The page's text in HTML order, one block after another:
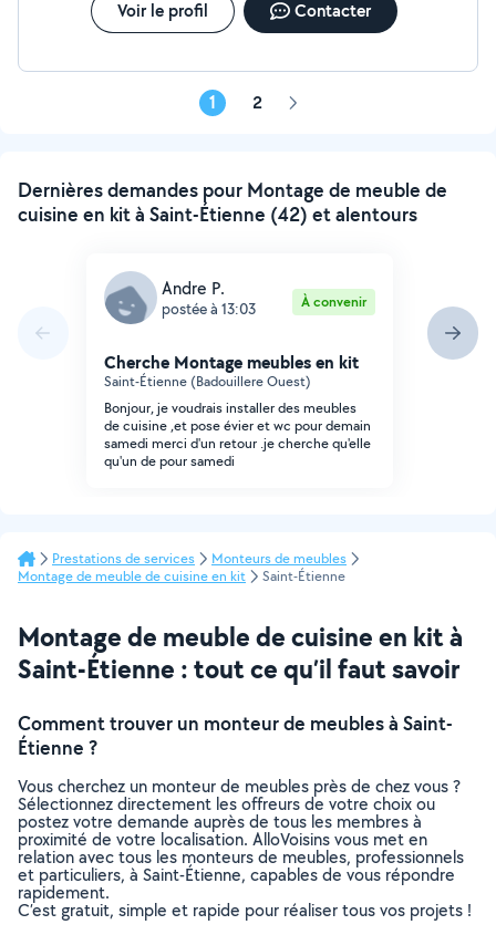
Voir le profil Contacter
1 2 Page
Dernières demandes pour Montage de meuble de
cuisine en kit à Saint-Étienne (42) et alentours
Andre P.
postée à 13:03 À convenir
Cherche Montage meubles en kit
Saint-Étienne (Badouillere Ouest)
Bonjour, je voudrais installer des meubles
de cuisine ,et pose évier et wc pour demain
samedi merci d'un retour .je cherche qu'elle
qu'un de pour samedi
Prestations de services
Monteurs de meubles
Montage de meuble de cuisine en kit
Saint-Étienne
Montage de meuble de cuisine en kit à
Saint-Étienne : tout ce qu’il faut savoir
Comment trouver un monteur de meubles à Saint-
Étienne ?
Vous cherchez un monteur de meubles près de chez vous ?
Sélectionnez directement les offreurs de votre choix ou
postez votre demande auprès de tous les membres à
proximité de votre localisation. AlloVoisins vous met en
relation avec tous les monteurs de meubles, professionnels
et particuliers, à Saint-Étienne, capables de vous répondre
rapidement.
C’est gratuit, simple et rapide pour réaliser tous vos projets !